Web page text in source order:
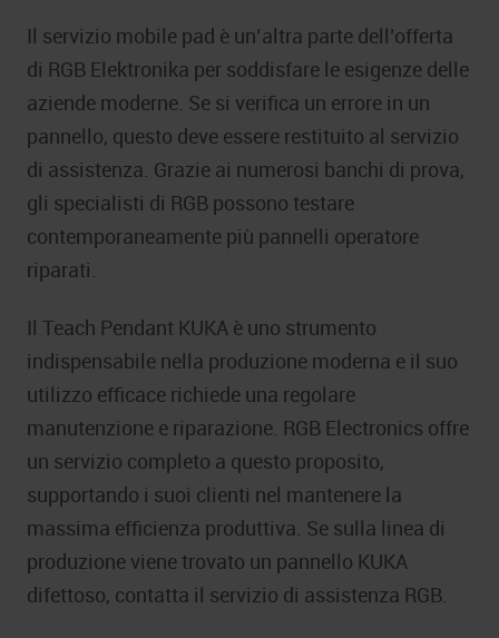
Il servizio mobile pad è un’altra parte dell’offerta
di RGB Elektronika per soddisfare le esigenze delle
aziende moderne. Se si verifica un errore in un
pannello, questo deve essere restituito al servizio
di assistenza. Grazie ai numerosi banchi di prova,
gli specialisti di RGB possono testare
contemporaneamente più pannelli operatore
riparati.
Il Teach Pendant KUKA è uno strumento
indispensabile nella produzione moderna e il suo
utilizzo efficace richiede una regolare
manutenzione e riparazione. RGB Electronics offre
un servizio completo a questo proposito,
supportando i suoi clienti nel mantenere la
massima efficienza produttiva. Se sulla linea di
produzione viene trovato un pannello KUKA
difettoso, contatta il servizio di assistenza RGB.